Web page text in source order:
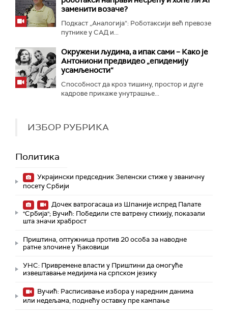
заменити возаче?
Подкаст „Аналогија“: Роботаксији већ превозе
путнике у САД и...
Окружени људима, а ипак сами – Како је
Антониони предвидео „епидемију
усамљености“
Способност да кроз тишину, простор и дуге
кадрове прикаже унутрашње...
ИЗБОР РУБРИКА
Политика
Украјински председник Зеленски стиже у званичну
посету Србији
Дочек ватрогасаца из Шпаније испред Палате
"Србија"; Вучић: Победили сте ватрену стихију, показали
шта значи храброст
Приштина, оптужница против 20 особа за наводне
ратне злочине у Ђаковици
УНС: Привремене власти у Приштини да омогуће
извештавање медијима на српском језику
Вучић: Расписивање избора у наредним данима
или недељама, поднећу оставку пре кампање